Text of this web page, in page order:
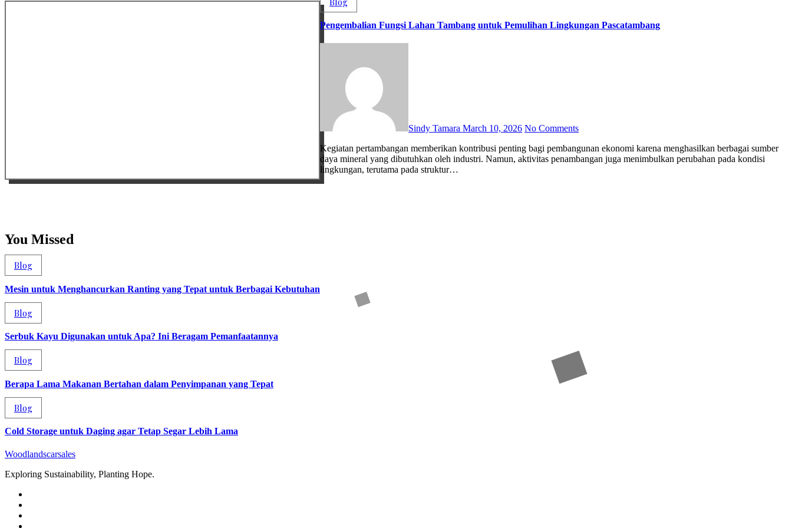
Pengembalian Fungsi Lahan Tambang untuk Pemulihan Lingkungan Pascatambang
Sindy TamaraMarch 10, 2026 No Comments
Kegiatan pertambangan memberikan kontribusi penting bagi pembangunan ekonomi karena menghasilkan berbagai sumber
daya mineral yang dibutuhkan oleh industri. Namun, aktivitas penambangan juga menimbulkan perubahan pada kondisi
lingkungan, terutama pada struktur…
You Missed
Blog
Mesin untuk Menghancurkan Ranting yang Tepat untuk Berbagai Kebutuhan
Blog
Serbuk Kayu Digunakan untuk Apa? Ini Beragam Pemanfaatannya
Blog
Berapa Lama Makanan Bertahan dalam Penyimpanan yang Tepat
Blog
Cold Storage untuk Daging agar Tetap Segar Lebih Lama
Woodlandscarsales
Exploring Sustainability, Planting Hope.